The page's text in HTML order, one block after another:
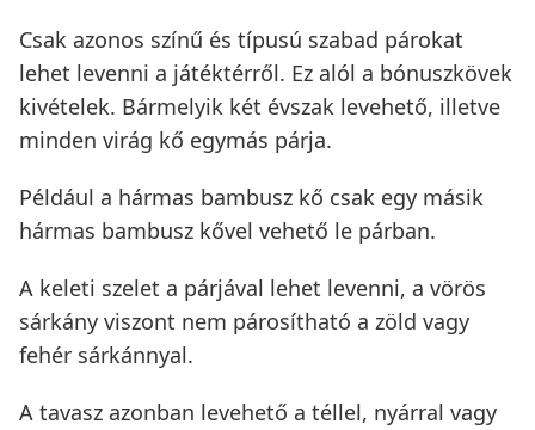
Csak azonos színű és típusú szabad párokat
lehet levenni a játéktérről. Ez alól a bónuszkövek
kivételek. Bármelyik két évszak levehető, illetve
minden virág kő egymás párja.
Például a hármas bambusz kő csak egy másik
hármas bambusz kővel vehető le párban.
A keleti szelet a párjával lehet levenni, a vörös
sárkány viszont nem párosítható a zöld vagy
fehér sárkánnyal.
A tavasz azonban levehető a téllel, nyárral vagy